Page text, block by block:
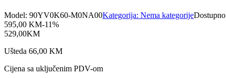
Model: 90YV0K60-M0NA00Kategorija: Nema kategorijeDostupno
595,00 KM-11%
529,00KM
Ušteda 66,00 KM
Cijena sa uključenim PDV-om